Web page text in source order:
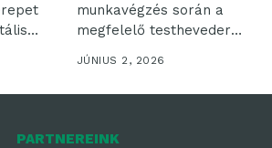
munkavégzés során a
megfelelő testheveder
elengedhetetlen. Nem
JÚNIUS 2, 2026
PARTNEREINK